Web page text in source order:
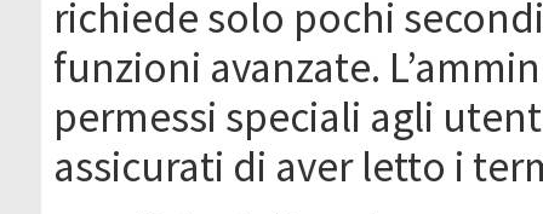
richiede solo pochi
funzioni avanzate.
permessi speciali agli
assicurati di aver letto i